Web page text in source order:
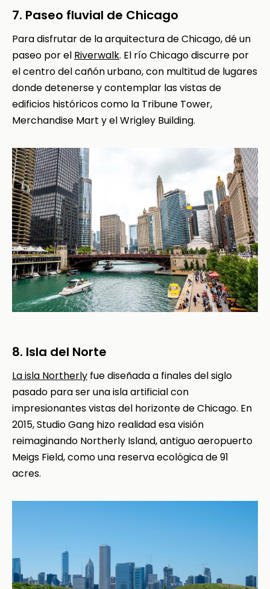
7. Paseo fluvial de Chicago
Para disfrutar de la arquitectura de Chicago, dé un
paseo por el Riverwalk. El río Chicago discurre por
el centro del cañón urbano, con multitud de lugares
donde detenerse y contemplar las vistas de
edificios históricos como la Tribune Tower,
Merchandise Mart y el Wrigley Building.
8. Isla del Norte
La isla Northerly fue diseñada a finales del siglo
pasado para ser una isla artificial con
impresionantes vistas del horizonte de Chicago. En
2015, Studio Gang hizo realidad esa visión
reimaginando Northerly Island, antiguo aeropuerto
Meigs Field, como una reserva ecológica de 91
acres.